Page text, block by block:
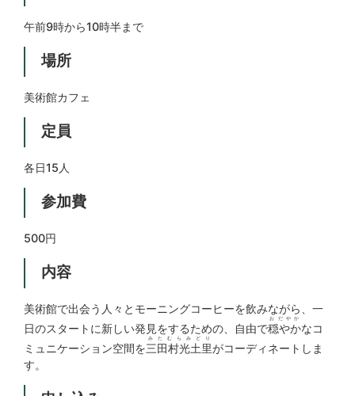
午前9時から10時半まで
場所
美術館カフェ
定員
各日15人
参加費
500円
内容
美術館で出会う人々とモーニングコーヒーを飲みながら、一
日のスタートに新しい発見をするための、自由で穏やか
おだやか
なコ
ミュニケーション空間を三田村光土里
みたむらみどり
がコーディネートしま
す。